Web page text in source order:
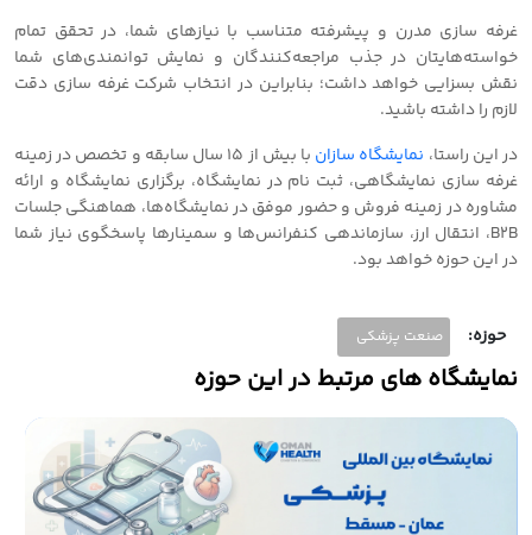
غرفه سازی مدرن و پیشرفته متناسب با نیازهای شما، در تحقق تمام
خواسته‌هایتان در جذب مراجعه‌کنندگان و نمایش توانمندی‌های شما
نقش بسزایی خواهد داشت؛ بنابراین در انتخاب شرکت غرفه سازی دقت
لازم را داشته باشید.
در این راستا، نمایشگاه سازان
با بیش از 15 سال سابقه و تخصص در زمینه
غرفه سازی نمایشگاهی، ثبت نام در نمایشگاه، برگزاری نمایشگاه و ارائه
مشاوره در زمینه فروش و حضور موفق در نمایشگاه‌ها، هماهنگی جلسات
B2B، انتقال ارز، سازماندهی کنفرانس‌ها و سمینارها پاسخگوی نیاز شما
در این حوزه خواهد بود.
حوزه: صنعت پزشکی
نمایشگاه های مرتبط در این حوزه